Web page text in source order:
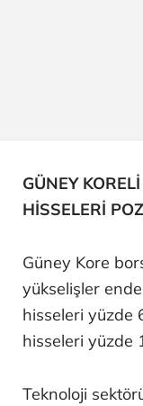
GÜNEY
HİSSELERİ
Güney Kore
yükselişler
hisseleri yüzde
hisseleri yüzde
Teknoloji